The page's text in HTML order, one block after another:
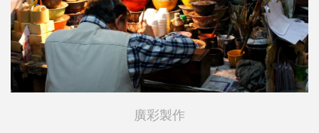
廣彩製作